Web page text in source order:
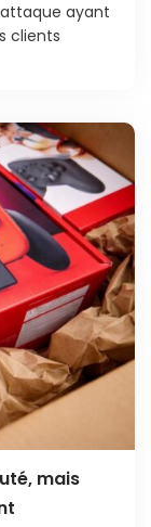
ayant
clients
mais